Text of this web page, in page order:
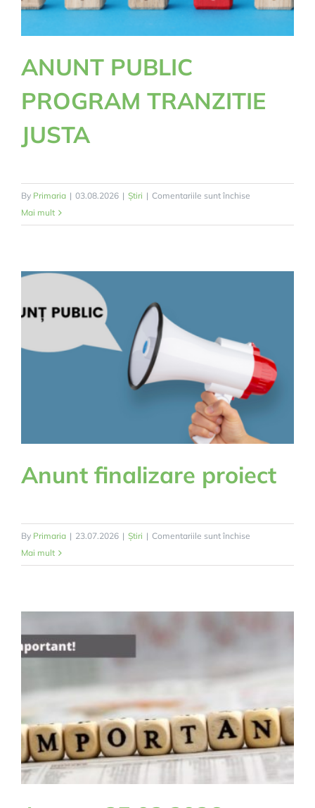
ANUNT PUBLIC
PROGRAM TRANZITIE
JUSTA
By Primaria | 03.08.2026 | Știri | Comentariile sunt închise
PUBLIC
Mai mult
Anunt finalizare proiect
By Primaria | 23.07.2026 | Știri | Comentariile sunt închise
finalizare
Mai mult